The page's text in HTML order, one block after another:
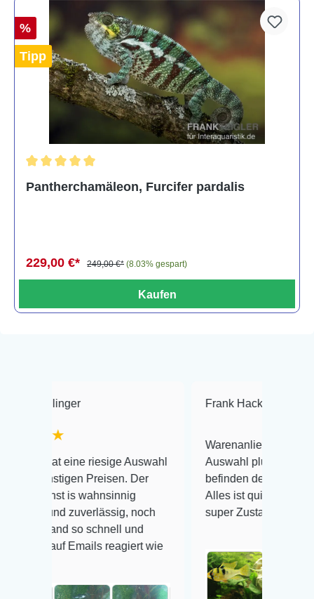
%
Tipp
Pantherchamäleon, Furcifer pardalis
229,00 €* 249,00 €* (8.03% gespart)
Kaufen
riesige Auswahl
Preisen. Der
is wahnsinnig
zuverlässig, noch
so schnell und
Emails reagiert wie
Frank Hackmayer
Warenanlieferung Top und die
Auswahl plus gesundheitliches
befinden der Fische einwandfrei.
Alles ist quick lebendig und im
super Zustand. Gerne wieder 😃